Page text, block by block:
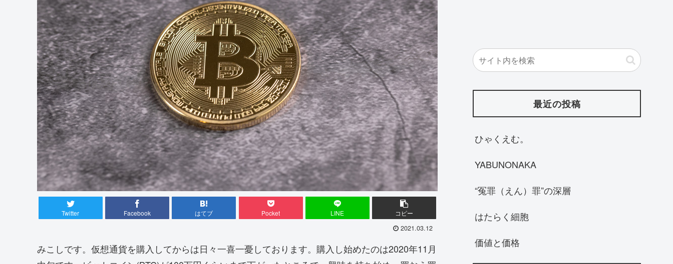
Twitter Facebook はてブ Pocket LINE コピー
2021.03.12
みこしです。仮想通貨を購入してからは日々一喜一憂しております。購入し始めたのは2020年11月
最近の投稿
ひゃくえむ。
YABUNONAKA
“冤罪（えん）罪”の深層
はたらく細胞
価値と価格